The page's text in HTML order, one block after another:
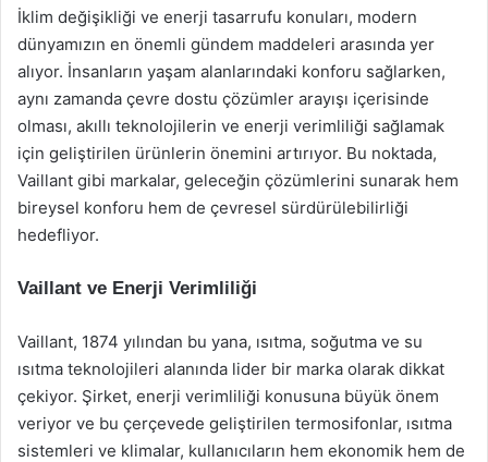
İklim değişikliği ve enerji tasarrufu konuları, modern
dünyamızın en önemli gündem maddeleri arasında yer
alıyor. İnsanların yaşam alanlarındaki konforu sağlarken,
aynı zamanda çevre dostu çözümler arayışı içerisinde
olması, akıllı teknolojilerin ve enerji verimliliği sağlamak
için geliştirilen ürünlerin önemini artırıyor. Bu noktada,
Vaillant gibi markalar, geleceğin çözümlerini sunarak hem
bireysel konforu hem de çevresel sürdürülebilirliği
hedefliyor.
Vaillant ve Enerji Verimliliği
Vaillant, 1874 yılından bu yana, ısıtma, soğutma ve su
ısıtma teknolojileri alanında lider bir marka olarak dikkat
çekiyor. Şirket, enerji verimliliği konusuna büyük önem
veriyor ve bu çerçevede geliştirilen termosifonlar, ısıtma
sistemleri ve klimalar, kullanıcıların hem ekonomik hem de